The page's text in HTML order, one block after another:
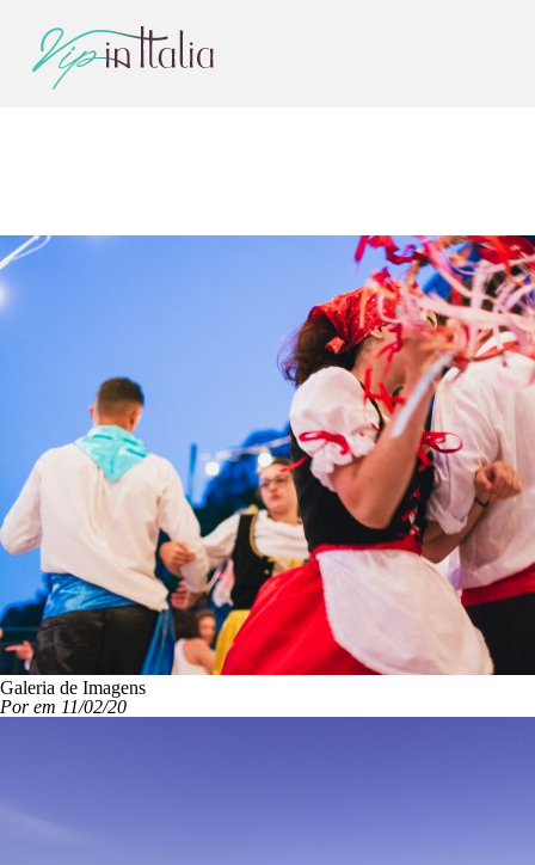
Galeria de Imagens
Por em 11/02/20